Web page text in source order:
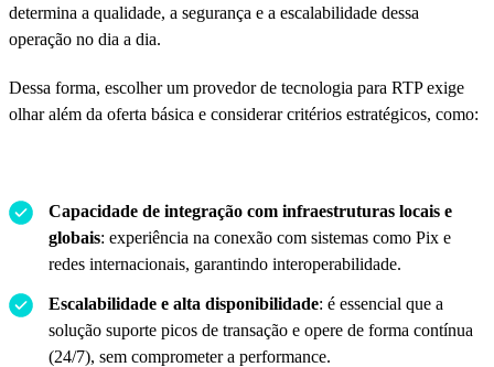
determina a qualidade, a segurança e a escalabilidade dessa
operação no dia a dia.
Dessa forma, escolher um provedor de tecnologia para RTP exige
olhar além da oferta básica e considerar critérios estratégicos, como:
Capacidade de integração com infraestruturas locais e
globais: experiência na conexão com sistemas como Pix e
redes internacionais, garantindo interoperabilidade.
Escalabilidade e alta disponibilidade: é essencial que a
solução suporte picos de transação e opere de forma contínua
(24/7), sem comprometer a performance.